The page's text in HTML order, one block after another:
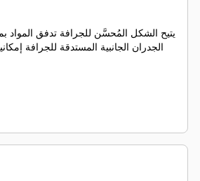
يتيح الشكل المُحسَّن للجرافة تدفق المواد
الجدران الجانبية المستدقة للجرافة